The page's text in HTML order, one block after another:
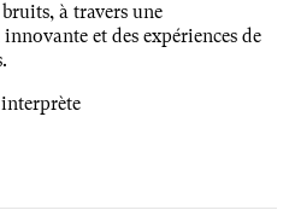
à travers une
et des expériences de